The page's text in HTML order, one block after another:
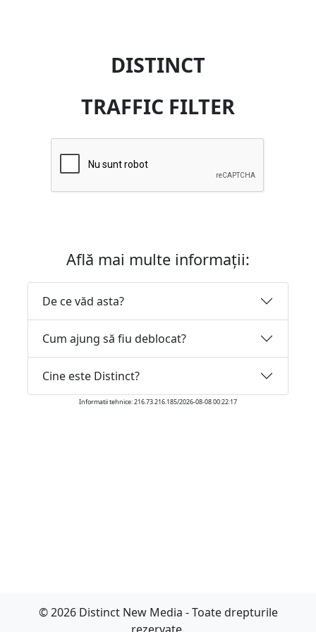
DISTINCT
TRAFFIC FILTER
Află mai multe informații:
De ce văd asta?
Cum ajung să fiu deblocat?
Cine este Distinct?
Informatii tehnice: 216.73.216.185/2026-08-08 00:22:17
© 2026 Distinct New Media - Toate drepturile